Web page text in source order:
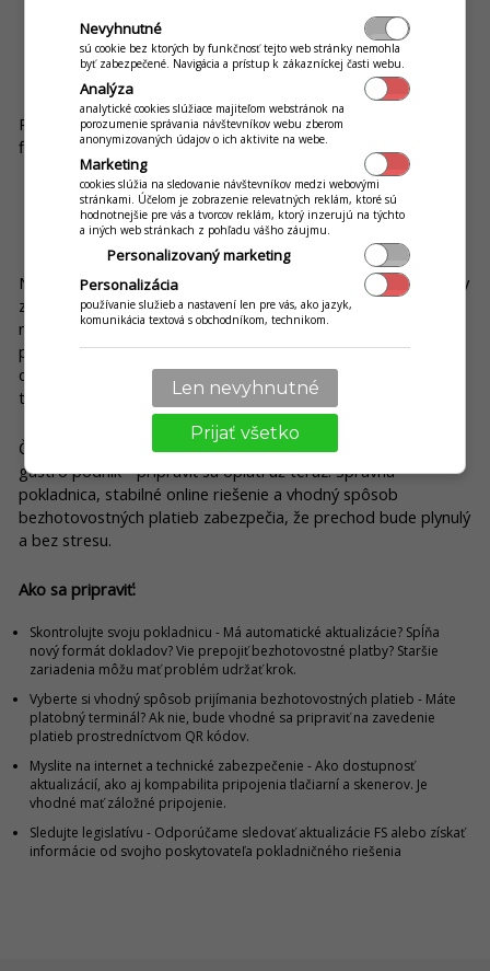
6. Certifikácia pokladníc na 5 rokov
Pokladničné systémy aj dátové úložiská budú certifikované
finančnou správou. Platnosť certifikácie bude 5 rokov.
Prečo sa oplatí pozerať na zmeny ako na príležitosť
Nový zákono evidencii tržieb a povinné bezhotovostné platby
zásadne zmenia spôsob fungovania prevádzok. Zmeny však
majú
prevádzkam otvoriť nové možnosti - moderné spôsoby
platenia prinesú priestor pre vyšší obrat a časovú úsporu,
cloudový systém ponúkne spoľahlivosť a flexibilitu, a
transparentnosť zníži riziká pri kontrolách.
Či už ide o malé bistro, kaderníctvo, remeselníka alebo veľký
gastro podnik - pripraviť sa oplatí už teraz.Správna
pokladnica, stabilné online riešenie a vhodný spôsob
bezhotovostných platieb zabezpečia, že prechod bude plynulý
a bez stresu.
Ako sa pripraviť:
Skontrolujte svoju pokladnicu - Má automatické aktualizácie? Spĺňa
nový formát dokladov? Vie prepojiť bezhotovostné platby? Staršie
zariadenia môžu mať problém udržať krok.
Vyberte si vhodný spôsob prijímania bezhotovostných platieb - Máte
platobný terminál? Ak nie, bude vhodné sa pripraviť na zavedenie
platieb prostredníctvom QR kódov.
Myslite na internet a technické zabezpečenie - Ako dostupnosť
aktualizácií, ako aj kompabilita pripojenia tlačiarní a skenerov. Je
vhodné mať záložné pripojenie.
Sledujte legislatívu - Odporúčame sledovať aktualizácie FS alebo získať
informácie od svojho poskytovateľa pokladničného riešenia
Nevyhnutné
sú cookie bez ktorých by funkčnosť tejto web stránky nemohla
byť zabezpečené. Navigácia a prístup k zákazníckej časti webu.
Analýza
analytické cookies slúžiace majiteľom webstránok na
porozumenie správania návštevníkov webu zberom
anonymizovaných údajov o ich aktivite na webe.
Marketing
cookies slúžia na sledovanie návštevníkov medzi webovými
stránkami. Účelom je zobrazenie relevatných reklám, ktoré sú
hodnotnejšie pre vás a tvorcov reklám, ktorý inzerujú na týchto
a iných web stránkach z pohľadu vášho záujmu.
Personalizovaný marketing
Personalizácia
používanie služieb a nastavení len pre vás, ako jazyk,
komunikácia textová s obchodníkom, technikom.
Len nevyhnutné
Prijať všetko